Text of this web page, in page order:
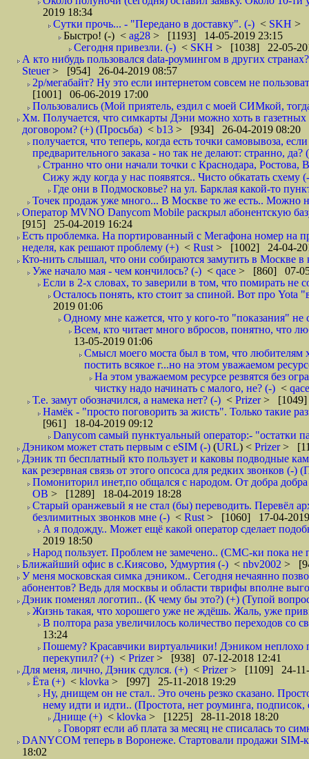
2019 18:34
Сутки прочь... - "Передано в доставку". (-) < SKH >
Быстро! (-) < ag28 > [1193] 14-05-2019 23:15
Сегодня привезли. (-) < SKH > [1038] 22-05-
А кто нибудь пользовался data-роумингом в других
Steuer> [954] 26-04-2019 08:57
2р/мегабайт? Ну это если интернетом совсем не
[1001] 06-06-2019 17:00
Пользовались (Мой приятель, ездил с моей СИМкой,
Хм. Получается, что симкарты Дэни можно хоть в газетных
договором? (+) (Просьба) < b13 > [934] 26-04-2019 08:20
получается, что теперь, когда есть точки самовывоза,
предварительного заказа - но так не делают: странно, да?
Странно что они начали точки с Краснодара,
Сижу жду когда у нас появятся.. Чисто обкатать схему
Где они в Подмосковье? на ул. Барклая какой-то
Точек продаж уже много... В Москве то же есть.. Можно
Оператор MVNO Danycom Mobile раскрыл абонентскую
[915] 25-04-2019 16:24
Есть проблемка. На портированный с Мегафона номер на
неделя, как решают проблему (+) < Rust > [1002] 24-04-
Кто-нить слышал, что они собираются замутить в Москве в
Уже начало мая - чем кончилось? (-) < qace > [860] 07-
Если в 2-х словах, то заверили в том, что помирать не
Осталось понять, кто стоит за спиной. Вот про Yota
2019 01:06
Одному мне кажется, что у кого-то "показания" не
Всем, кто читает много вбросов, понятно, что
13-05-2019 01:06
Смысл моего моста был в том, что любителям
постить всякое г...но на этом уважаемом
На этом уважаемом ресурсе резвятся без
чистку надо начинать с малого, не? (-) <
Т.е. замут обозначился, а намека нет? (-) < Prizer> [1049]
Намёк - "просто поговорить за жисть". Только такие
[961] 18-04-2019 09:12
Danycom самый пунктуальный оператор:- "остатки
Дэником может стать первым с еSIM (-) (URL) < Prizer>
Дэник тп бесплатный кто пользует и каковы подводные
как резервная связь от этого опсоса для редких звонков (-)
Помониторил инет,по общался с народом. От добра
ОВ > [1289] 18-04-2019 18:28
Старый оранжевый я не стал (бы) переводить. Перевёл
безлимитных звонков мне (-) < Rust > [1060] 17-04-
А я подожду.. Может ещё какой оператор сделает
2019 18:50
Народ пользует. Проблем не замечено.. (СМС-ки пока
Ближайший офис в с.Киясово, Удмуртия (-) < nbv2002 >
У меня московская симка дэником.. Сегодня нечаянно
абонентов? Ведь для москвы и области тврифы вполне
Дэник поменял логотип.. (К чему бы это?) (+) (Тупой
Жизнь такая, что хорошего уже не ждёшь. Жаль, уже
В полтора раза увеличилось количество переходов
13:24
Пошему? Красавчики виртуальчики! Дэником
перекупил? (+) < Prizer> [938] 07-12-2018 12:41
Для меня, лично, Дэник сдулся. (+) < Prizer> [1109] 24-11-
Ёта (+) < klovka > [997] 25-11-2018 19:29
Ну, днищем он не стал.. Это очень резко сказано.
нему идти и идти.. (Простота, нет роуминга,
Днище (+) < klovka > [1225] 28-11-2018 18:20
Говорят если аб плата за месяц не списалась то
DANYCOM теперь в Воронеже. Стартовали продажи SIM-
18:02